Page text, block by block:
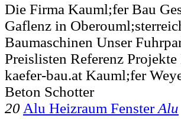
Die Firma Kauml;fer Bau
Gaflenz in
Baumaschinen Unser
Preislisten Referenz
kaefer-bau.at Kauml;fer
Beton Schotter
20 Alu Heizraum FensterAlu